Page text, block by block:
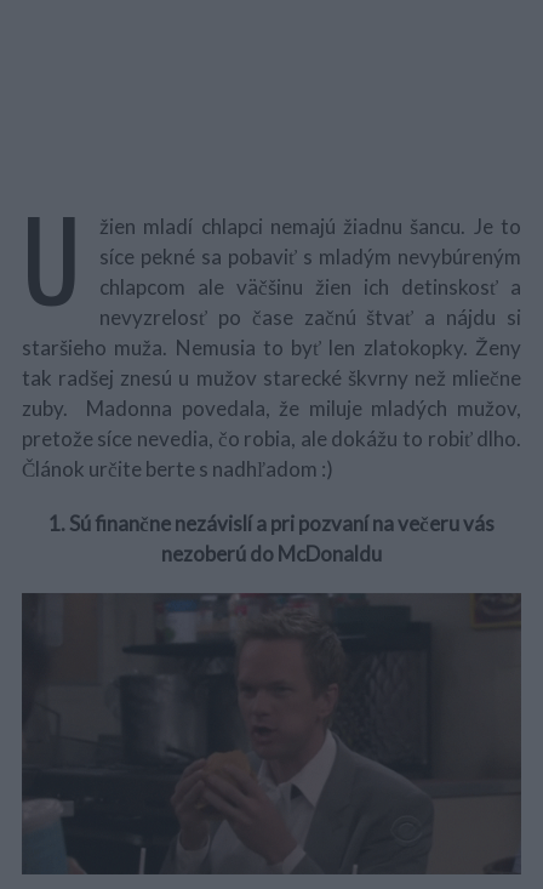
U
žien mladí chlapci nemajú žiadnu šancu. Je to
síce pekné sa pobaviť s mladým nevybúreným
chlapcom ale väčšinu žien ich detinskosť a
nevyzrelosť po čase začnú štvať a nájdu si
staršieho muža. Nemusia to byť len zlatokopky. Ženy
tak radšej znesú u mužov starecké škvrny než mliečne
zuby. Madonna povedala, že miluje mladých mužov,
pretože síce nevedia, čo robia, ale dokážu to robiť dlho.
Článok určite berte s nadhľadom :)
1. Sú finančne nezávislí a pri pozvaní na večeru vás
nezoberú do McDonaldu